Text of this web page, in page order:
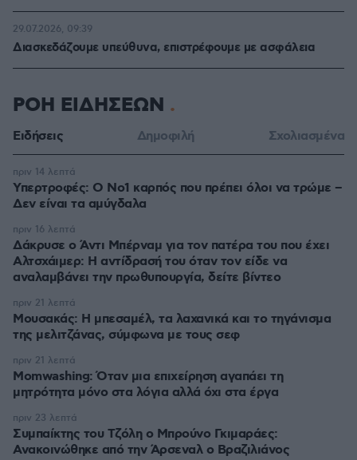
Διασκεδάζουμε υπεύθυνα, επιστρέφουμε με ασφάλεια
29.07.2026, 09:39
ΡΟΗ ΕΙΔΗΣΕΩΝ
Ειδήσεις Δημοφιλή Σχολιασμένα
Υπερτροφές: Ο Νο1 καρπός που πρέπει όλοι να τρώμε –
Δεν είναι τα αμύγδαλα
πριν 14 λεπτά
Δάκρυσε ο Άντι Μπέρναμ για τον πατέρα του που έχει
Αλτσχάιμερ: Η αντίδρασή του όταν τον είδε να
αναλαμβάνει την πρωθυπουργία, δείτε βίντεο
πριν 16 λεπτά
Μουσακάς: Η μπεσαμέλ, τα λαχανικά και το τηγάνισμα
της μελιτζάνας, σύμφωνα με τους σεφ
πριν 21 λεπτά
Momwashing: Όταν μια επιχείρηση αγαπάει τη
μητρότητα μόνο στα λόγια αλλά όχι στα έργα
πριν 21 λεπτά
Συμπαίκτης του Τζόλη ο Μπρούνο Γκιμαράες:
Ανακοινώθηκε από την Άρσεναλ ο Βραζιλιάνος
πριν 23 λεπτά